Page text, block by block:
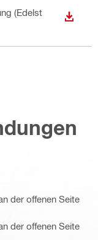
(Edelst
der offenen Seite
der offenen Seite